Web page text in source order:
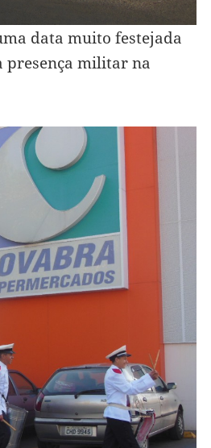
data muito festejada
presença militar na